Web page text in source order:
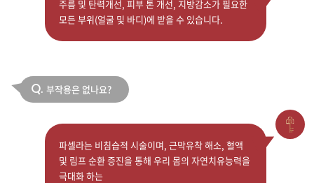
주름 및 탄력개선, 피부 톤 개선, 지방감소가 필요한
모든 부위(얼굴 및 바디)에 받을 수 있습니다.
Q. 부작용은 없나요?
파셀라는 비침습적 시술이며, 근막유착 해소, 혈액
및 림프 순환 증진을 통해 우리 몸의 자연치유능력을
극대화 하는